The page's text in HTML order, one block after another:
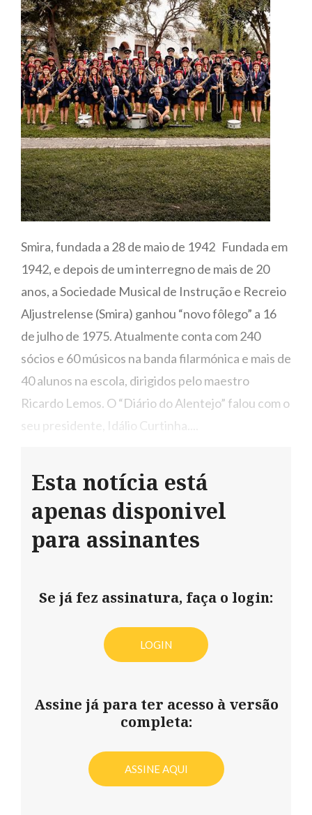
Smira, fundada a 28 de maio de 1942 Fundada em
1942, e depois de um interregno de mais de 20
anos, a Sociedade Musical de Instrução e Recreio
Aljustrelense (Smira) ganhou “novo fôlego” a 16
de julho de 1975. Atualmente conta com 240
sócios e 60 músicos na banda filarmónica e mais de
40 alunos na escola, dirigidos pelo maestro
Ricardo Lemos. O “Diário do Alentejo” falou com o
seu presidente, Idálio Curtinha....
Esta notícia está
apenas disponivel
para assinantes
Se já fez assinatura, faça o login:
LOGIN
Assine já para ter acesso à versão
completa:
ASSINE AQUI